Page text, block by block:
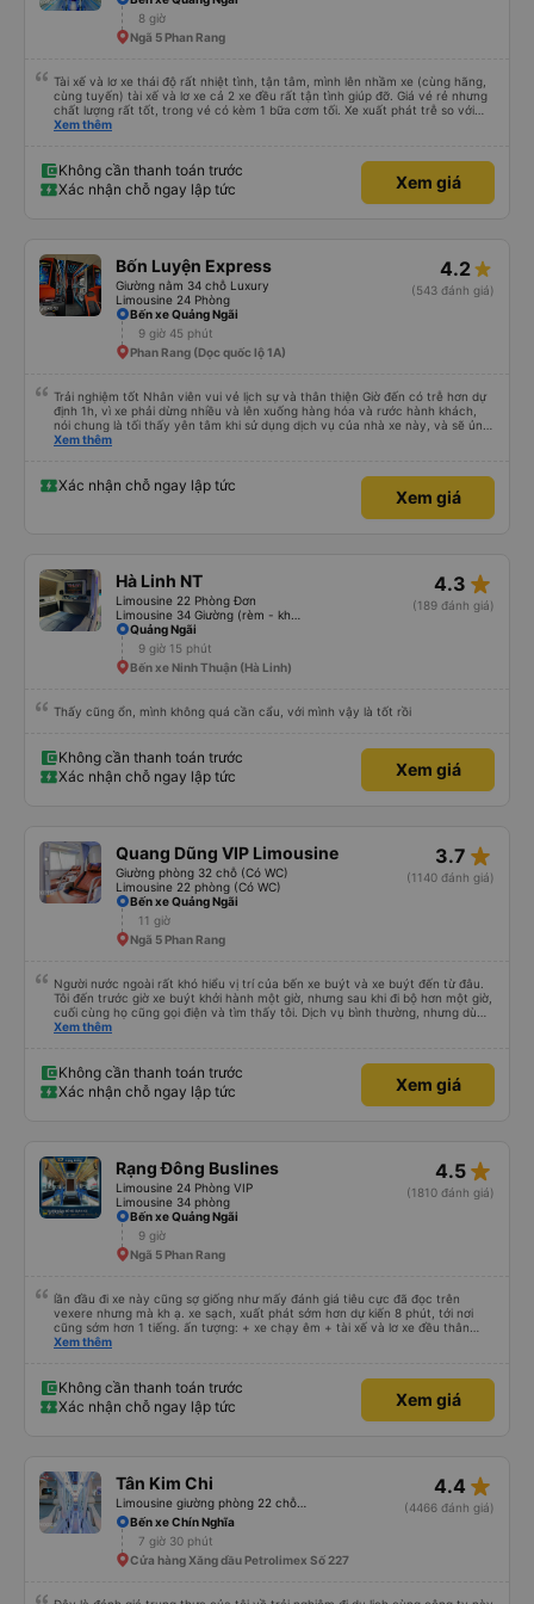
8 giờ
Ngã 5 Phan Rang
Tài xế và lơ xe thái độ rất nhiệt tình, tận tâm, mình lên nhầm xe (cùng hãng,
cùng tuyến) tài xế và lơ xe cả 2 xe đều rất tận tình giúp đỡ. Giá vé rẻ nhưng
chất lượng rất tốt, trong vé có kèm 1 bữa cơm tối. Xe xuất phát trễ so với
trên app 45p, nhưng do bão nên trời mưa rất to, có thể thông cảm được.
Xem thêm
Không cần thanh toán trước
Xác nhận chỗ ngay lập tức
Xem giá
Bốn Luyện Express
Giường nằm 34 chỗ Luxury
Limousine 24 Phòng
4.2
(543 đánh giá)
Bến xe Quảng Ngãi
9 giờ 45 phút
Phan Rang (Dọc quốc lộ 1A)
Trải nghiệm tốt Nhân viên vui vẻ lịch sự và thân thiện Giờ đến có trễ hơn dự
định 1h, vì xe phải dừng nhiều và lên xuống hàng hóa và rước hành khách,
nói chung là tối thấy yên tâm khi sử dụng dịch vụ của nhà xe này, và sẽ ủng
hộ và giới thiệu cho người thân sử dụng dịch vụ của nhà xe này
Xem thêm
Xác nhận chỗ ngay lập tức
Xem giá
Hà Linh NT
Limousine 22 Phòng Đơn
4.3 star_rate
(189 đánh giá)
Quảng Ngãi
9 giờ 15 phút
Bến xe Ninh Thuận (Hà Linh)
Thấy cũng ổn, mình không quá cần cẩu, với mình vậy là tốt rồi
Không cần thanh toán trước
Xác nhận chỗ ngay lập tức
Xem giá
Quang Dũng VIP Limousine
Giường phòng 32 chỗ (Có WC)
Limousine 22 phòng (Có WC)
3.7 star_rate
(1140 đánh giá)
Bến xe Quảng Ngãi
11 giờ
Ngã 5 Phan Rang
Người nước ngoài rất khó hiểu vị trí của bến xe buýt và xe buýt đến từ đâu.
Tôi đến trước giờ xe buýt khởi hành một giờ, nhưng sau khi đi bộ hơn một giờ,
cuối cùng họ cũng gọi điện và tìm thấy tôi. Dịch vụ bình thường, nhưng dù
sao thì tôi ngủ ngon hơn ở khách sạn vì tôi rất thoải mái. Sẽ tuyệt hơn nếu
Xem thêm
Không cần thanh toán trước
Xác nhận chỗ ngay lập tức
Xem giá
Rạng Đông Buslines
Limousine 24 Phòng VIP
Limousine 34 phòng
4.5 star_rate
(1810 đánh giá)
Bến xe Quảng Ngãi
9 giờ
Ngã 5 Phan Rang
lần đầu đi xe này cũng sợ giống như mấy đánh giá tiêu cực đã đọc trên
vexere nhưng mà kh ạ. xe sạch, xuất phát sớm hơn dự kiến 8 phút, tới nơi
cũng sớm hơn 1 tiếng. ấn tượng: + xe chạy êm + tài xế và lơ xe đều thân
thiện dễ thương. thật ra cũng kh tiếp xúc nhiều+ lắm nhưng cá nhân mình
an sương, xe dừng đúng 3 lần (cả ăn tối) cho khách đi vệ sinh. cái hay ở đây
là khi gần tới chỗ ăn tối sẽ có loa thông báo, loa báo là dừng 30p nhưng thực
tế chỉ dừng khoảng 25p, chắc do khách đã lên đông đủ. tóm lại thì lần đầu đi
Xem thêm
Không cần thanh toán trước
Xác nhận chỗ ngay lập tức
Xem giá
Tân Kim Chi 4.4 star_rate
(4466 đánh giá)
Bến xe Chín Nghĩa
7 giờ 30 phút
Cửa hàng Xăng dầu Petrolimex Số 227